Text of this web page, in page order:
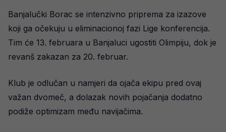
Banjalučki Borac se intenzivno priprema za izazove
koji ga očekuju u eliminacionoj fazi Lige konferencija.
Tim će 13. februara u Banjaluci ugostiti Olimpiju, dok je
revanš zakazan za 20. februar.
Klub je odlučan u namjeri da ojača ekipu pred ovaj
važan dvomeč, a dolazak novih pojačanja dodatno
podiže optimizam među navijačima.